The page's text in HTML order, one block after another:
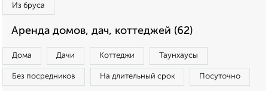
Из бруса
Аренда домов, дач, коттеджей (62)
Дома Дачи Коттеджи Таунхаусы
Без посредников На длительный срок Посуточно